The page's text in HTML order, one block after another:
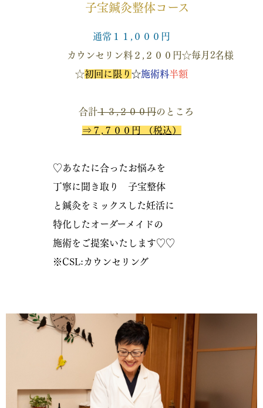
子宝鍼灸整体コース
通常１１,０００円
カウンセリン料２,２００円☆毎月2名様
☆初回に限り ☆施術料半額
合計１３,２００円のところ
⇒７,７００円 （税込）
♡あなたに合ったお悩みを
丁寧に聞き取り 子宝整体
と鍼灸をミックスした妊活に
特化した オーダーメイドの
施術を ご提案いたします♡♡
※CSL:カウンセリング